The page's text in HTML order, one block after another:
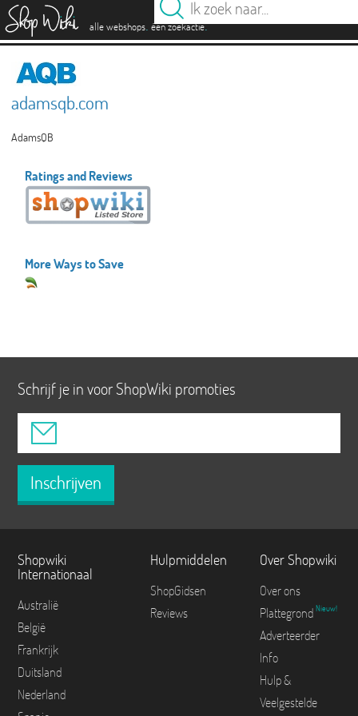
alle webshops. één zoekactie.
adamsqb.com
AdamsQB
Ratings and Reviews
More Ways to Save
Schrijf je in voor ShopWiki promoties
Inschrijven
Shopwiki
Internationaal
Australië
België
Frankrijk
Duitsland
Nederland
Hulpmiddelen
ShopGidsen
Reviews
Over Shopwiki
Over ons
Plattegrond Nieuw!
Adverteerder
Info
Hulp &
Veelgestelde